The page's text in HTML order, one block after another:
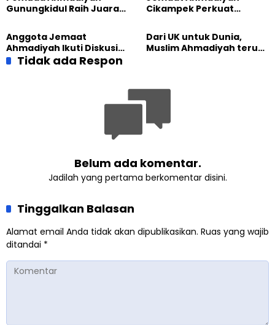
Gunungkidul Raih Juara
Cikampek Perkuat
Lewat Pengajian
Gabungan
Anggota Jemaat
Ahmadiyah Ikuti Diskusi
Pluralisme di Yogyakarta
Dari UK untuk Dunia,
Muslim Ahmadiyah terus
Tidak ada Respon
Belum ada komentar.
Jadilah yang pertama berkomentar disini.
Tinggalkan Balasan
Alamat email Anda tidak akan dipublikasikan. Ruas yang wajib
ditandai *